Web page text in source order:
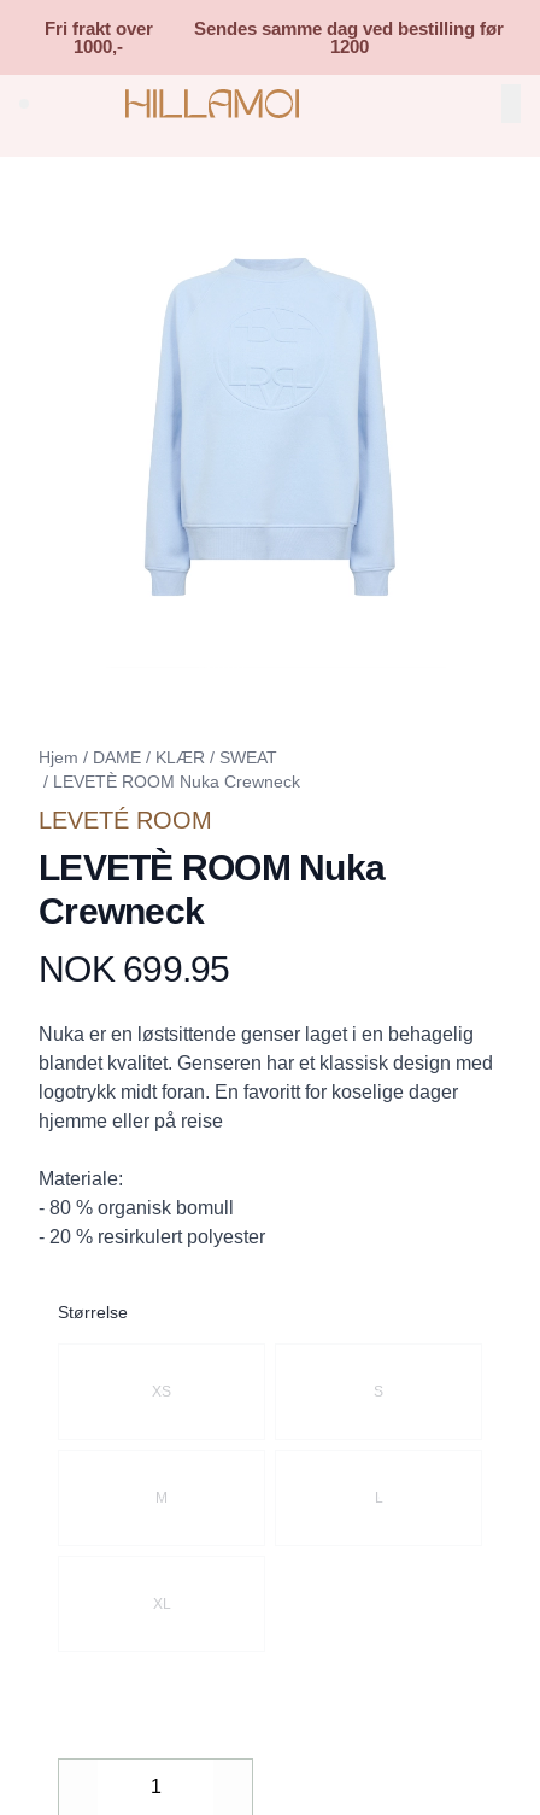
Fri frakt over
1000,-
Sendes samme dag ved bestilling før
1200
Search (⌘K)
Hjem / DAME / KLÆR / SWEAT
/ LEVETÈ ROOM Nuka Crewneck
LEVETÉ ROOM
LEVETÈ ROOM Nuka
Crewneck
Produktdetaljer
NOK 699.95
Description
Nuka er en løstsittende genser laget i en behagelig
blandet kvalitet. Genseren har et klassisk design med
logotrykk midt foran. En favoritt for koselige dager
hjemme eller på reise
Materiale:
- 80 % organisk bomull
- 20 % resirkulert polyester
Størrelse
XS S
M L
XL
Decrease